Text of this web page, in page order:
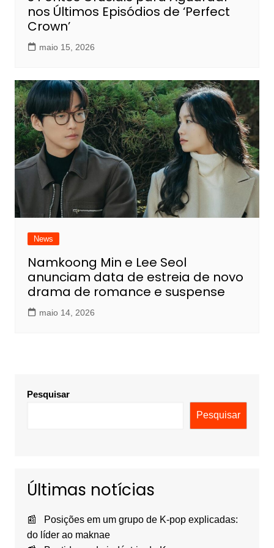
nos Últimos Episódios de ‘Perfect
Crown’
maio 15, 2026
News
Namkoong Min e Lee Seol
anunciam data de estreia de novo
drama de romance e suspense
maio 14, 2026
Pesquisar
Pesquisar
Últimas notícias
Posições em um grupo de K-pop explicadas:
do líder ao maknae